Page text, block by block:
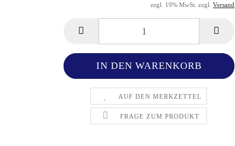
zzgl. 19% MwSt. zzgl. Versand
AUF DEN MERKZETTEL
FRAGE ZUM PRODUKT